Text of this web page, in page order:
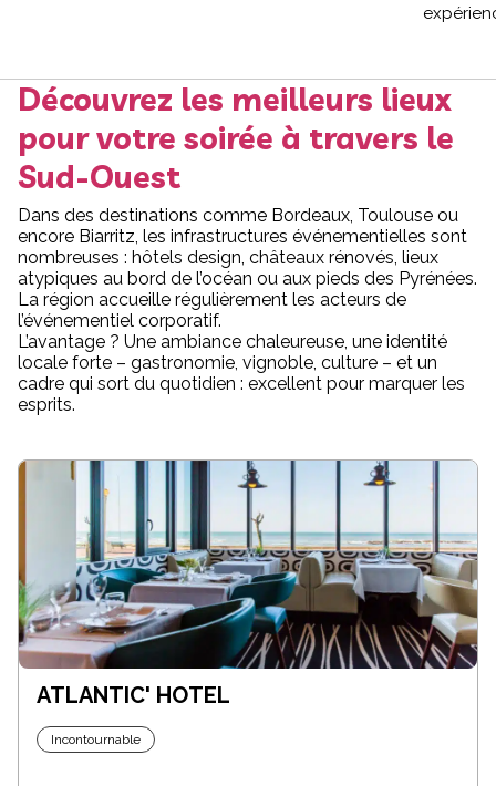
Découvrez les meilleurs lieux
pour votre soirée à travers le
Sud-Ouest
Dans des destinations comme Bordeaux, Toulouse ou
encore Biarritz, les infrastructures événementielles sont
nombreuses : hôtels design, châteaux rénovés, lieux
atypiques au bord de l’océan ou aux pieds des Pyrénées.
La région accueille régulièrement les acteurs de
l’événementiel corporatif.
L’avantage ? Une ambiance chaleureuse, une identité
locale forte – gastronomie, vignoble, culture – et un
cadre qui sort du quotidien : excellent pour marquer les
esprits.
ATLANTIC' HOTEL
Incontournable